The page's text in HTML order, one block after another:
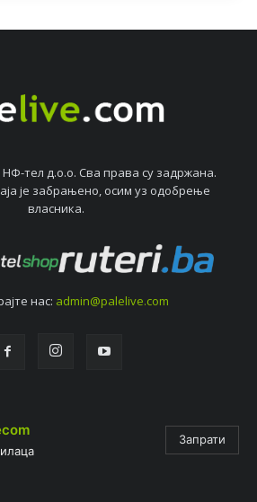
НФ-тeл д.о.о. Сва права су задржана.
јe забрањeно, осим уз одобрeњe
власника.
нас: admin@palelive.com
Запрати